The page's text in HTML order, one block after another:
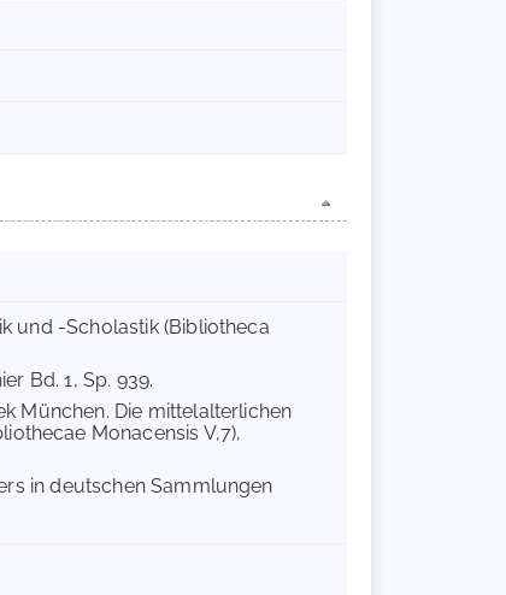
und -Scholastik (Bibliotheca
Bd. 1, Sp. 939.
München. Die mittelalterlichen
Monacensis V,7),
in deutschen Sammlungen